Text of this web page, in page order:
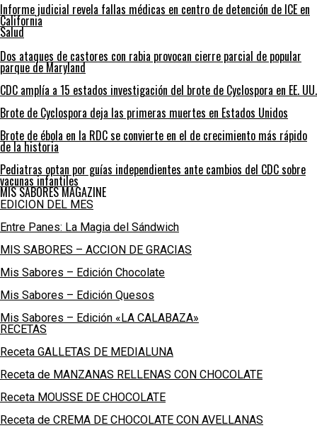
Informe judicial revela fallas médicas en centro de detención de ICE en
California
Salud
Dos ataques de castores con rabia provocan cierre parcial de popular
parque de Maryland
CDC amplía a 15 estados investigación del brote de Cyclospora en EE. UU.
Brote de Cyclospora deja las primeras muertes en Estados Unidos
Brote de ébola en la RDC se convierte en el de crecimiento más rápido
de la historia
Pediatras optan por guías independientes ante cambios del CDC sobre
vacunas infantiles
MIS SABORES MAGAZINE
EDICION DEL MES
Entre Panes: La Magia del Sándwich
MIS SABORES – ACCION DE GRACIAS
Mis Sabores – Edición Chocolate
Mis Sabores – Edición Quesos
Mis Sabores – Edición «LA CALABAZA»
RECETAS
Receta GALLETAS DE MEDIALUNA
Receta de MANZANAS RELLENAS CON CHOCOLATE
Receta MOUSSE DE CHOCOLATE
Receta de CREMA DE CHOCOLATE CON AVELLANAS